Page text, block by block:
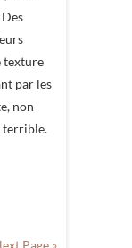
texture
par les
non
terrible.